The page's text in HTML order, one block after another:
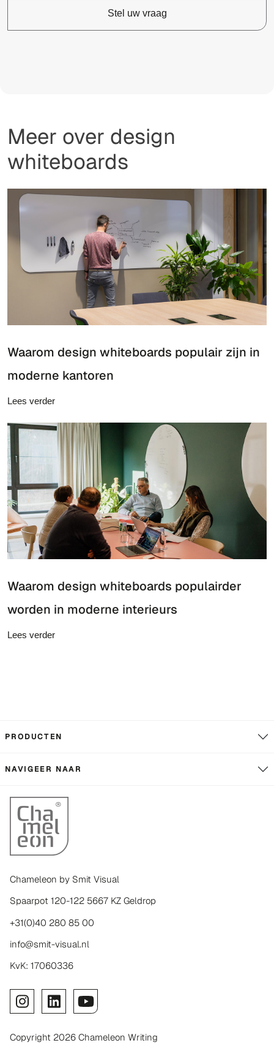
Stel uw vraag
Meer over design
whiteboards
Waarom design whiteboards populair zijn in
moderne kantoren
Lees verder
Waarom design whiteboards populairder
worden in moderne interieurs
Lees verder
PRODUCTEN
NAVIGEER NAAR
Chameleon by Smit Visual
Spaarpot 120-122 5667 KZ Geldrop
+31(0)40 280 85 00
info@smit-visual.nl
KvK: 17060336
Copyright 2026 Chameleon Writing